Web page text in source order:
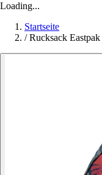
Loading...
Startseite
/ Rucksack